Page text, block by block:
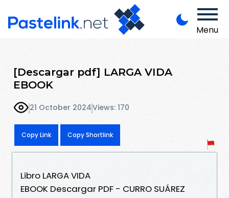
Menu
[Descargar pdf] LARGA VIDA
EBOOK
21 October 2024Views: 170
Copy Link Copy Shortlink
Libro LARGA VIDA
EBOOK Descargar PDF - CURRO SUÁREZ